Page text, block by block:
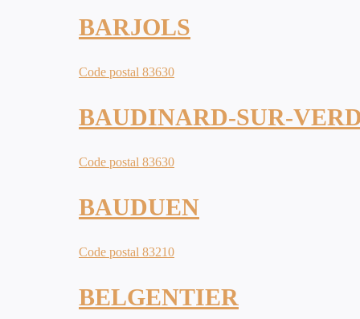
BARJOLS
Code postal 83630
BAUDINARD-SUR-
Code postal 83630
BAUDUEN
Code postal 83210
BELGENTIER